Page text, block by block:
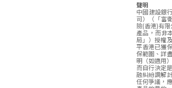
聲明
中國建設銀
司）（「富
險(香港)有
產品，而非
局」）授權
平香港已獲
保範圍、詳
明（如適用
而自行決定
融糾紛調解
任何爭議，